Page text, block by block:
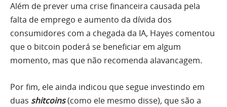
Além de prever uma crise financeira causada pela
falta de emprego e aumento da dívida dos
consumidores com a chegada da IA, Hayes comentou
que o bitcoin poderá se beneficiar em algum
momento, mas que não recomenda alavancagem.
Por fim, ele ainda indicou que segue investindo em
duas shitcoins(como ele mesmo disse), que são a